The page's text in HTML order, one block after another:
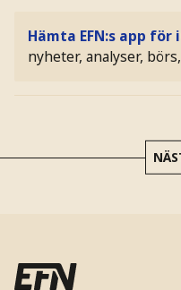
Hämta EFN:s app för
nyheter, analyser,